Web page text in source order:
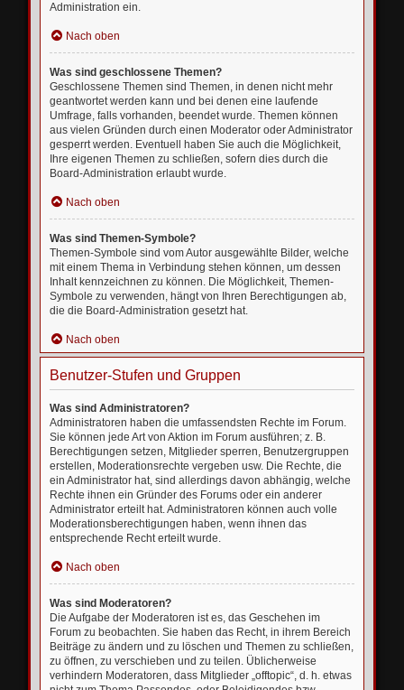
Administration ein.
Nach oben
Was sind geschlossene Themen?
Geschlossene Themen sind Themen, in denen nicht mehr
geantwortet werden kann und bei denen eine laufende
Umfrage, falls vorhanden, beendet wurde. Themen können
aus vielen Gründen durch einen Moderator oder Administrator
gesperrt werden. Eventuell haben Sie auch die Möglichkeit,
Ihre eigenen Themen zu schließen, sofern dies durch die
Board-Administration erlaubt wurde.
Nach oben
Was sind Themen-Symbole?
Themen-Symbole sind vom Autor ausgewählte Bilder, welche
mit einem Thema in Verbindung stehen können, um dessen
Inhalt kennzeichnen zu können. Die Möglichkeit, Themen-
Symbole zu verwenden, hängt von Ihren Berechtigungen ab,
die die Board-Administration gesetzt hat.
Nach oben
Benutzer-Stufen und Gruppen
Was sind Administratoren?
Administratoren haben die umfassendsten Rechte im Forum.
Sie können jede Art von Aktion im Forum ausführen; z. B.
Berechtigungen setzen, Mitglieder sperren, Benutzergruppen
erstellen, Moderationsrechte vergeben usw. Die Rechte, die
ein Administrator hat, sind allerdings davon abhängig, welche
Rechte ihnen ein Gründer des Forums oder ein anderer
Administrator erteilt hat. Administratoren können auch volle
Moderationsberechtigungen haben, wenn ihnen das
entsprechende Recht erteilt wurde.
Nach oben
Was sind Moderatoren?
Die Aufgabe der Moderatoren ist es, das Geschehen im
Forum zu beobachten. Sie haben das Recht, in ihrem Bereich
Beiträge zu ändern und zu löschen und Themen zu schließen,
zu öffnen, zu verschieben und zu teilen. Üblicherweise
verhindern Moderatoren, dass Mitglieder „offtopic“, d. h. etwas